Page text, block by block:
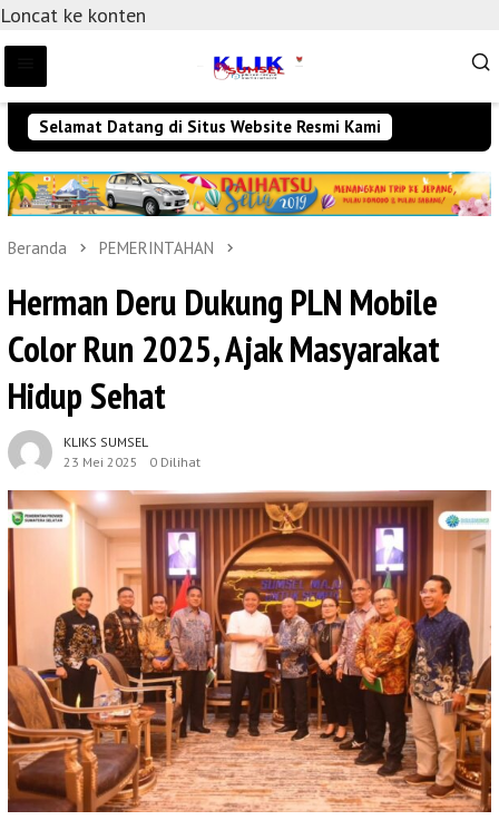
Loncat ke konten
Selamat Datang di Situs Website Resmi Kami
Beranda PEMERINTAHAN
Herman Deru Dukung PLN Mobile
Color Run 2025, Ajak Masyarakat
Hidup Sehat
KLIKS SUMSEL
23 Mei 2025
0 Dilihat